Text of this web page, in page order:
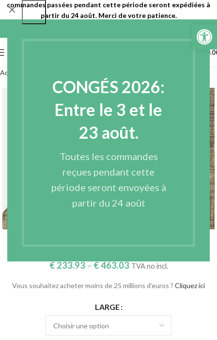
CONGÉS 2026:
Entre le 3 et le
23 août.
Toutes les commandes
reçues pendant cette
période seront envoyées à
partir du 24 août
Ouvrir
Accueil
TOILE TAILLEUR – 258G/M2 (REF. SIDO6112)
€233.93– €463.03 TVA no incl.
Vous souhaitez acheter moins de 25 millions d’euros ? Cliquez ici
LARGE
commandes passées pendant cette période seront expédiées à
partir du 24 août. Merci de votre patience.